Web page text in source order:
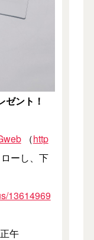
ゼント！
（http
ーし、下
13614969
午